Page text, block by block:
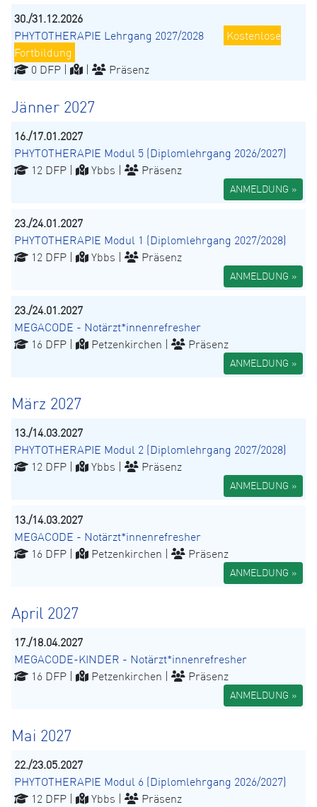
30./31.12.2026
PHYTOTHERAPIE Lehrgang 2027/2028
Kostenlose
Fortbildung
0 DFP |
Präsenz
Jänner 2027
16./17.01.2027
PHYTOTHERAPIE Modul 5 (Diplomlehrgang 2026/2027)
12 DFP |
Ybbs | Präsenz
ANMELDUNG »
23./24.01.2027
PHYTOTHERAPIE Modul 1 (Diplomlehrgang 2027/2028)
12 DFP |
Ybbs | Präsenz
ANMELDUNG »
23./24.01.2027
MEGACODE - Notärzt*innenrefresher
16 DFP |
Petzenkirchen | Präsenz
ANMELDUNG »
März 2027
13./14.03.2027
PHYTOTHERAPIE Modul 2 (Diplomlehrgang 2027/2028)
12 DFP |
Ybbs | Präsenz
ANMELDUNG »
13./14.03.2027
MEGACODE - Notärzt*innenrefresher
16 DFP |
Petzenkirchen | Präsenz
ANMELDUNG »
April 2027
17./18.04.2027
MEGACODE-KINDER - Notärzt*innenrefresher
16 DFP |
Petzenkirchen | Präsenz
ANMELDUNG »
Mai 2027
22./23.05.2027
PHYTOTHERAPIE Modul 6 (Diplomlehrgang 2026/2027)
12 DFP |
Ybbs | Präsenz